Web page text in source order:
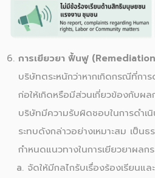
การเยียวยา ฟื้นฟู
บริษัทตระหนักว่าหากเกิดกรณีที่กา
ก่อให้เกิดหรือมีส่วนเกี่ยวข้องกับผ
บริษัทมีความรับผิดชอบในการดำเนิ
ระทบดังกล่าวอย่างเหมาะสม เป็น
กำหนดแนวทางในการเยียวยาผล
จัดให้มีกลไกรับเรื่องร้องเรียนแล